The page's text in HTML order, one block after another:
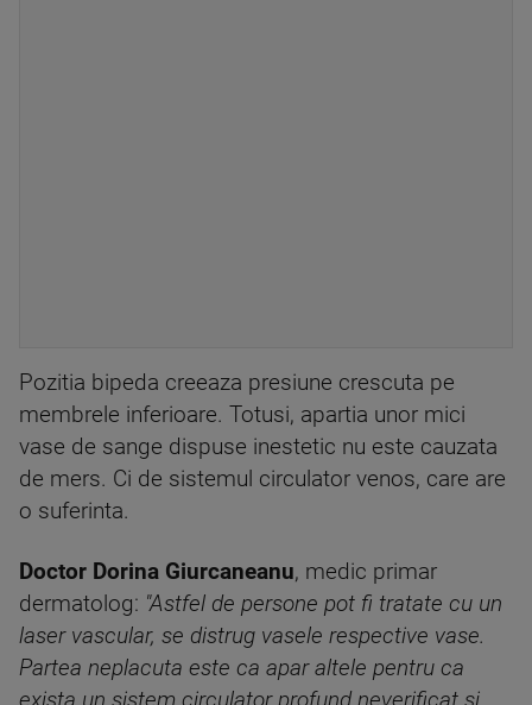
Pozitia bipeda creeaza presiune crescuta pe
membrele inferioare. Totusi, apartia unor mici
vase de sange dispuse inestetic nu este cauzata
de mers. Ci de sistemul circulator venos, care are
o suferinta.
Doctor Dorina Giurcaneanu, medic primar
dermatolog: "Astfel de persone pot fi tratate cu un
laser vascular, se distrug vasele respective vase.
Partea neplacuta este ca apar altele pentru ca